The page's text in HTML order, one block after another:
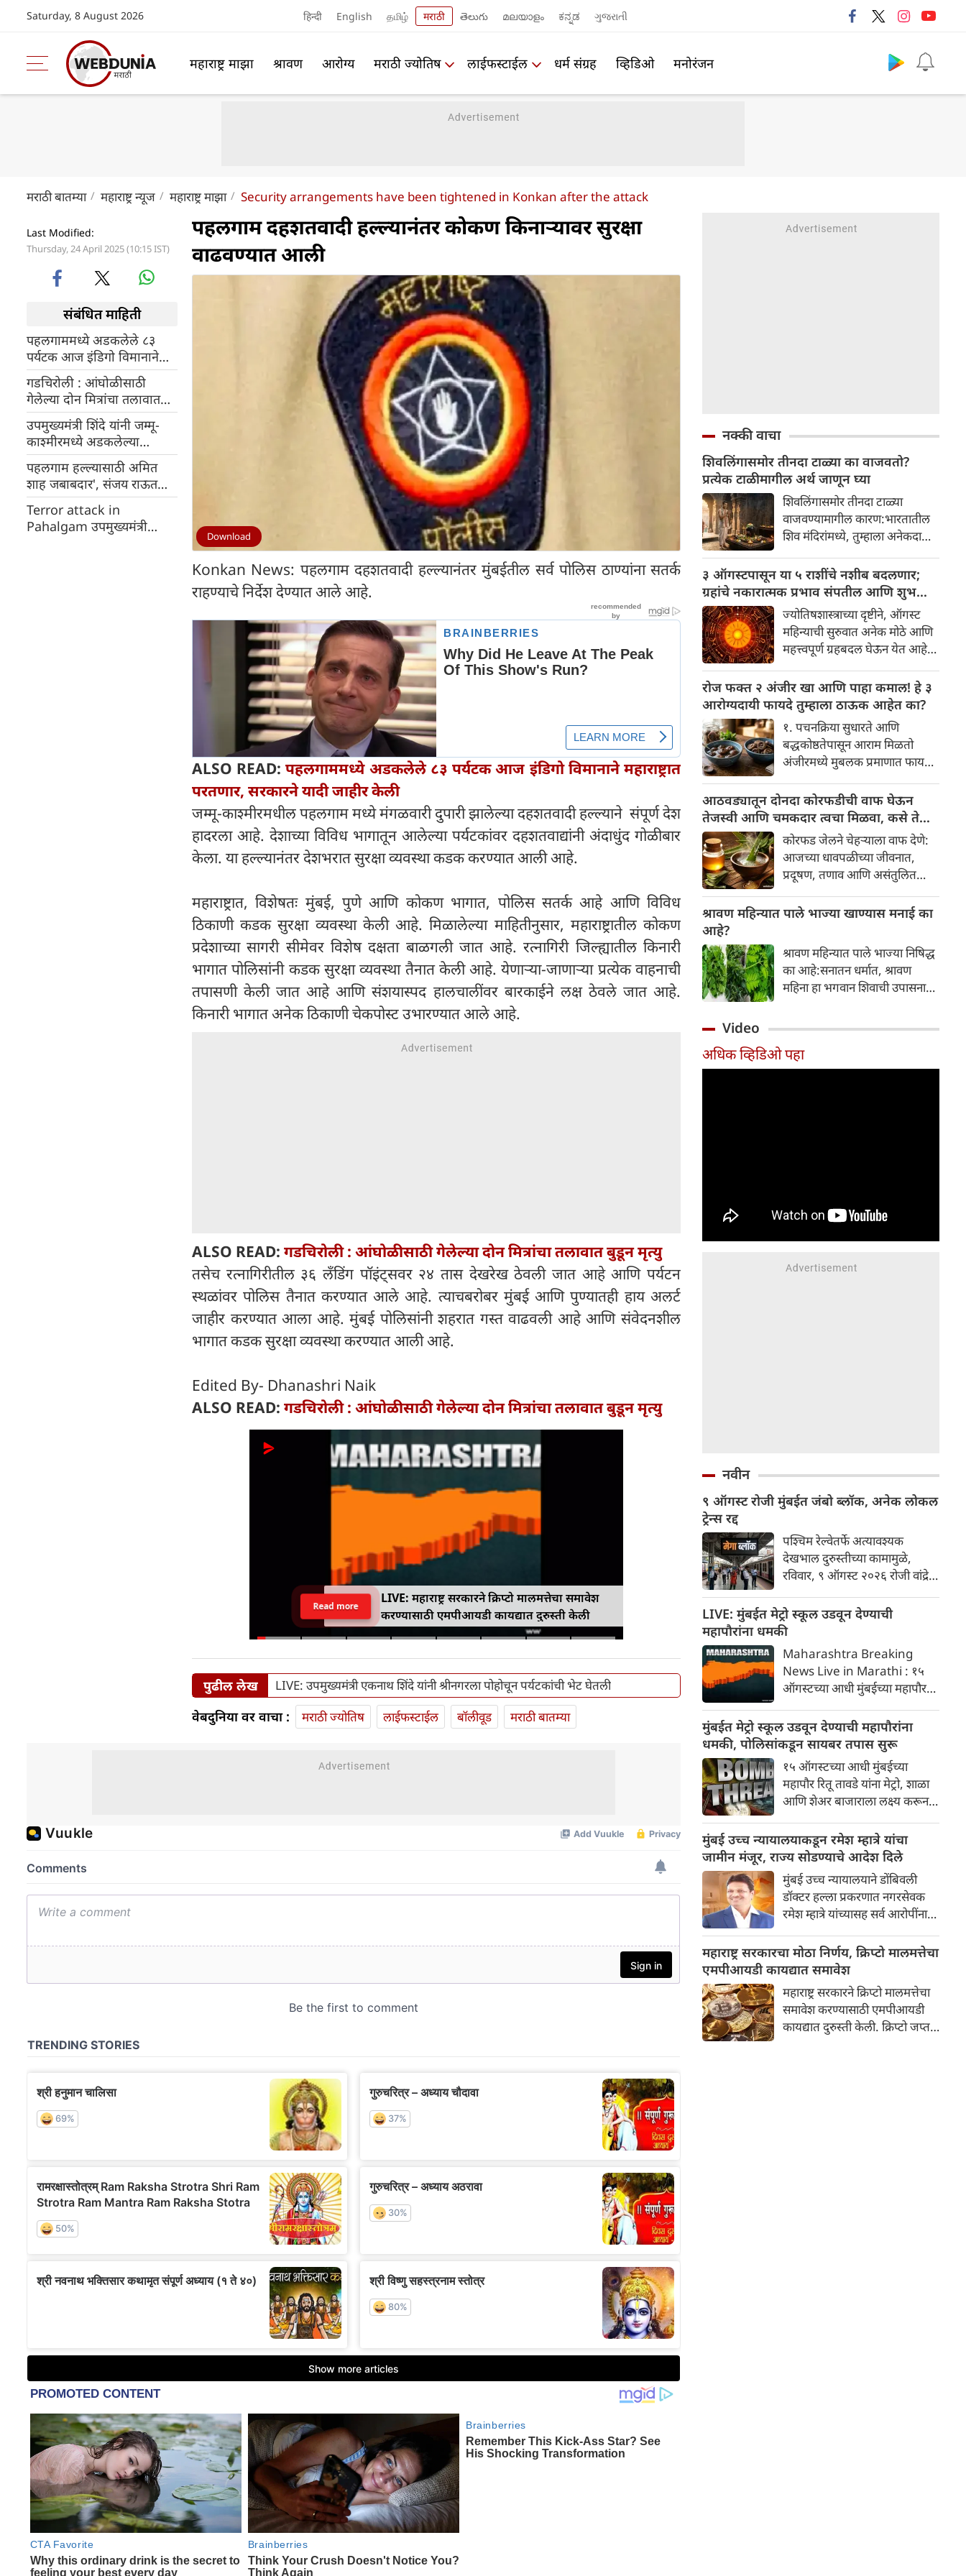
Saturday, 8 August 2026 हिन्दी English தமிழ் मराठी తెలుగు മലയാളം ಕನ್ನಡ ગુજરાતી
महाराष्ट्र माझा श्रावण आरोग्य मराठी ज्योतिष लाईफस्टाईल धर्म संग्रह व्हिडिओ मनोरंजन
मराठी बातम्या महाराष्ट्र न्यूज महाराष्ट्र माझा Security arrangements have been tightened in Konkan after the attack
Last Modified:
Thursday, 24 April 2025 (10:15 IST)
संबंधित माहिती
पहलगाममध्ये अडकलेले ८३
पर्यटक आज इंडिगो विमानाने
महाराष्ट्रात परतणार, सरकारने
यादी जाहीर केली
गडचिरोली : आंघोळीसाठी
गेलेल्या दोन मित्रांचा तलावात
बुडून मृत्यु
उपमुख्यमंत्री शिंदे यांनी जम्मू-
काश्मीरमध्ये अडकलेल्या
महाराष्ट्रातील पर्यटकांची भेट
घेतली
पहलगाम हल्ल्यासाठी अमित
शाह जबाबदार', संजय राऊत
यांनी सरकारवर निशाणा साधला
Terror attack in
Pahalgam उपमुख्यमंत्री
पहलगाम दहशतवादी हल्ल्यानंतर कोकण किनाऱ्यावर सुरक्षा
वाढवण्यात आली
Download
Konkan News: पहलगाम दहशतवादी हल्ल्यानंतर मुंबईतील सर्व पोलिस ठाण्यांना सतर्क
राहण्याचे निर्देश देण्यात आले आहे.
ALSO READ:पहलगाममध्ये अडकलेले ८३ पर्यटक आज इंडिगो विमानाने महाराष्ट्रात
परतणार, सरकारने यादी जाहीर केली
जम्मू-काश्मीरमधील पहलगाम मध्ये मंगळवारी दुपारी झालेल्या दहशतवादी हल्ल्याने संपूर्ण देश
हादरला आहे. देशाच्या विविध भागातून आलेल्या पर्यटकांवर दहशतवाद्यांनी अंदाधुंद गोळीबार
केला. या हल्ल्यानंतर देशभरात सुरक्षा व्यवस्था कडक करण्यात आली आहे.
महाराष्ट्रात, विशेषतः मुंबई, पुणे आणि कोकण भागात, पोलिस सतर्क आहे आणि विविध
ठिकाणी कडक सुरक्षा व्यवस्था केली आहे. मिळालेल्या माहितीनुसार, महाराष्ट्रातील कोकण
प्रदेशाच्या सागरी सीमेवर विशेष दक्षता बाळगली जात आहे. रत्नागिरी जिल्ह्यातील किनारी
भागात पोलिसांनी कडक सुरक्षा व्यवस्था तैनात केली आहे. येणाऱ्या-जाणाऱ्या प्रत्येक वाहनाची
तपासणी केली जात आहे आणि संशयास्पद हालचालींवर बारकाईने लक्ष ठेवले जात आहे.
किनारी भागात अनेक ठिकाणी चेकपोस्ट उभारण्यात आले आहे.
ALSO READ: गडचिरोली : आंघोळीसाठी गेलेल्या दोन मित्रांचा तलावात बुडून मृत्यु
तसेच रत्नागिरीतील ३६ लँडिंग पॉइंट्सवर २४ तास देखरेख ठेवली जात आहे आणि पर्यटन
स्थळांवर पोलिस तैनात करण्यात आले आहे. त्याचबरोबर मुंबई आणि पुण्यातही हाय अलर्ट
जाहीर करण्यात आला आहे. मुंबई पोलिसांनी शहरात गस्त वाढवली आहे आणि संवेदनशील
भागात कडक सुरक्षा व्यवस्था करण्यात आली आहे.
Edited By- Dhanashri Naik
ALSO READ: गडचिरोली : आंघोळीसाठी गेलेल्या दोन मित्रांचा तलावात बुडून मृत्यु
LIVE: महाराष्ट्र सरकारने क्रिप्टो मालमत्तेचा समावेश
करण्यासाठी एमपीआयडी कायद्यात दुरुस्ती केली
Read more
पुढील लेख LIVE: उपमुख्यमंत्री एकनाथ शिंदे यांनी श्रीनगरला पोहोचून पर्यटकांची भेट घेतली
वेबदुनिया वर वाचा : मराठी ज्योतिष लाईफस्टाईल बॉलीवूड मराठी बातम्या
नक्की वाचा
शिवलिंगासमोर तीनदा टाळ्या का वाजवतो?
प्रत्येक टाळीमागील अर्थ जाणून घ्या
शिवलिंगासमोर तीनदा टाळ्या
वाजवण्यामागील कारण:भारतातील
शिव मंदिरांमध्ये, तुम्हाला अनेकदा
वाजवताना दिसतील. ही एक सामान्य
प्रथा आहे, पण तुम्ही कधी विचार
केला आहे का की यामागे काय रहस्य
आहे आणि प्रत्येक टाळीचा अर्थ काय
आहे? हा केवळ एक विधी नाही, तर
यामागे खोलवर रुजलेल्या पौराणिक
श्रद्धा, आध्यात्मिक अर्थ आणि काही
वैज्ञानिक तर्कदेखील आहेत. चला, या
अनोख्या परंपरेमागील अर्थ
सविस्तरपणे समजून घेऊया.
३ ऑगस्टपासून या ५ राशींचे नशीब बदलणार;
ग्रहांचे नकारात्मक प्रभाव संपतील आणि शुभ
दिवसांची सुरुवात होईलज्योतिषशास्त्राच्या दृष्टीने, ऑगस्ट
महिन्याची सुरुवात अनेक मोठे आणि
महत्त्वपूर्ण ग्रहबदल घेऊन येत आहे.
हालचाल अनेक राशींच्या जीवनात
सकारात्मक बदल घडवून आणणार
आहे. विशेषतः ३ ऑगस्ट रोजी एक
अत्यंत दुर्मिळ आणि फलदायी
ग्रहस्थिती (संयोग) तयार होत आहे.
या दिवशी तयार होणारे शुभ योग,
ग्रहांची स्थिती आणि या गोचरमुळे
ज्यांचे नशीब उजळणार आहे अशा
भाग्यवान राशींबद्दल आपण जाणून
घेऊया!
रोज फक्त २ अंजीर खा आणि पाहा कमाल! हे ३
आरोग्यदायी फायदे तुम्हाला ठाऊक आहेत का?
१. पचनक्रिया सुधारते आणि
बद्धकोष्ठतेपासून आराम मिळतो
अंजीरमध्ये मुबलक प्रमाणात फायबर
बद्धकोष्ठता, गॅस किंवा अपचनाचा
त्रास होत असेल, तर अंजीर
तुमच्यासाठी वरदान ठरू शकते. हे
आतड्यांची स्वच्छता ठेवण्यास मदत
करते. पचनसंस्था मजबूत करून पोट
साफ होण्यास मदत करते.
आठवड्यातून दोनदा कोरफडीची वाफ घेऊन
तेजस्वी आणि चमकदार त्वचा मिळवा, कसे ते
जाणून घ्या
कोरफड जेलने चेहऱ्याला वाफ देणे:
आजच्या धावपळीच्या जीवनात,
प्रदूषण, तणाव आणि असंतुलित
नकारात्मक परिणाम होऊ शकतो.
होते, ज्यामुळे निस्तेजपणा, मुरुमे
आणि ब्लॅकहेड्स यांसारख्या समस्या
निर्माण होतात.
श्रावण महिन्यात पाले भाज्या खाण्यास मनाई का
आहे?
श्रावण महिन्यात पाले भाज्या निषिद्ध
का आहे:सनातन धर्मात, श्रावण
महिना हा भगवान शिवाची उपासना
दानधर्म आणि सात्विक जीवनशैलीचे
पालन करतात.
Video
अधिक व्हिडिओ पहा
नवीन
९ ऑगस्ट रोजी मुंबईत जंबो ब्लॉक, अनेक लोकल
ट्रेन्स रद्द
पश्चिम रेल्वेतर्फे अत्यावश्यक
देखभाल दुरुस्तीच्या कामामुळे,
रविवार, ९ ऑगस्ट २०२६ रोजी वांद्रे
स्थानकांदरम्यान हार्बर लाईनवर जंबो
ब्लॉक लागू करण्यात येईल. हा ब्लॉक
सकाळी १०:३० ते दुपारी ३:३० पर्यंत
लागू राहील.
LIVE: मुंबईत मेट्रो स्कूल उडवून देण्याची
महापौरांना धमकी
Maharashtra Breaking
News Live in Marathi : १५
ऑगस्टच्या आधी मुंबईच्या महापौर
शेअर बाजाराला लक्ष्य करून बॉम्बची
धमकी मिळाली आहे. खलिस्तान
समर्थकांनी पाठवलेल्या या ईमेलनंतर
मुंबई पोलिसांनी सायबर तपास सुरू
केला आहे
मुंबईत मेट्रो स्कूल उडवून देण्याची महापौरांना
धमकी, पोलिसांकडून सायबर तपास सुरू
१५ ऑगस्टच्या आधी मुंबईच्या
महापौर रितू तावडे यांना मेट्रो, शाळा
आणि शेअर बाजाराला लक्ष्य करून
खलिस्तान समर्थकांनी पाठवलेल्या या
ईमेलनंतर मुंबई पोलिसांनी सायबर
तपास सुरू केला आहे.
मुंबई उच्च न्यायालयाकडून रमेश म्हात्रे यांचा
जामीन मंजूर, राज्य सोडण्याचे आदेश दिले
मुंबई उच्च न्यायालयाने डोंबिवली
डॉक्टर हल्ला प्रकरणात नगरसेवक
रमेश म्हात्रे यांच्यासह सर्व आरोपींना
निकाल दिला आहे. तथापि,
न्यायालयाने जामिनावर कठोर अटी
घातल्या आहेत. सर्वात महत्त्वाची अट
अशी आहे की, पुढील आदेश येईपर्यंत
रमेश म्हात्रे यांनी महाराष्ट्राबाहेरच
राहावे.
महाराष्ट्र सरकारचा मोठा निर्णय, क्रिप्टो मालमत्तेचा
एमपीआयडी कायद्यात समावेश
महाराष्ट्र सरकारने क्रिप्टो मालमत्तेचा
समावेश करण्यासाठी एमपीआयडी
कायद्यात दुरुस्ती केली. क्रिप्टो जप्त